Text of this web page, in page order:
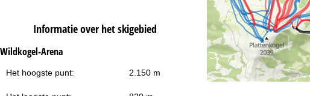
Informatie over het skigebied
Wildkogel-Arena
Het hoogste punt: 2.150 m